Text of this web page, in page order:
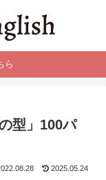
ら
型」100パ
2025.05.24